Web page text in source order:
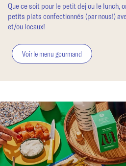
Que ce soit pour le petit dej ou le lunch,
petits plats confectionnés (par nous!)
et/ou locaux!
Voir le menu gourmand